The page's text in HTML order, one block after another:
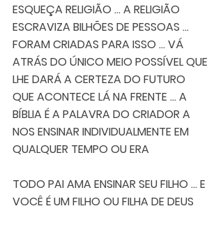
ESQUEÇA RELIGIÃO ... A RELIGIÃO
ESCRAVIZA BILHÕES DE PESSOAS ...
FORAM CRIADAS PARA ISSO ... VÁ
ATRÁS DO ÚNICO MEIO POSSÍVEL QUE
LHE DARÁ A CERTEZA DO FUTURO
QUE ACONTECE LÁ NA FRENTE ... A
BÍBLIA É A PALAVRA DO CRIADOR A
NOS ENSINAR INDIVIDUALMENTE EM
QUALQUER TEMPO OU ERA
TODO PAI AMA ENSINAR SEU FILHO ... E
VOCÊ É UM FILHO OU FILHA DE DEUS